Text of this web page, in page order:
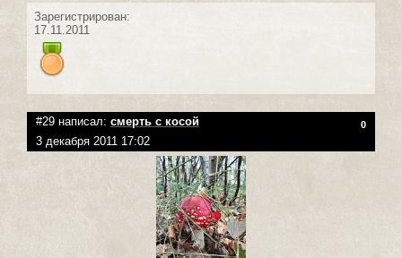
Зарегистрирован:
17.11.2011
#29 написал: смерть с косой 0
3 декабря 2011 17:02